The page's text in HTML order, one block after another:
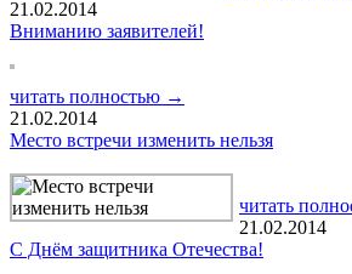
21.02.2014
Вниманию заявителей!
читать полностью →
21.02.2014
Место встречи изменить нельзя
читать
21.02.2014
С Днём защитника Отечества!